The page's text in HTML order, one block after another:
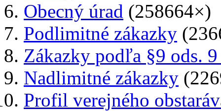
Obecný úrad (258664×)
Podlimitné zákazky
Zákazky podľa §9 ods.
Nadlimitné zákazky
Profil verejného